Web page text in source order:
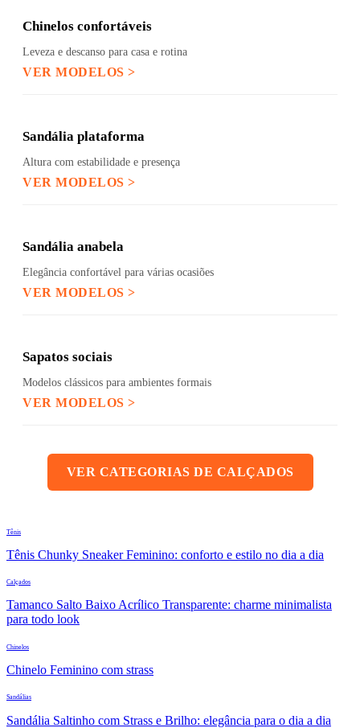
Chinelos confortáveis
Leveza e descanso para casa e rotina
VER MODELOS >
Sandália plataforma
Altura com estabilidade e presença
VER MODELOS >
Sandália anabela
Elegância confortável para várias ocasiões
VER MODELOS >
Sapatos sociais
Modelos clássicos para ambientes formais
VER MODELOS >
VER CATEGORIAS DE CALÇADOS
Tênis
Tênis Chunky Sneaker Feminino: conforto e estilo no dia a dia
Calçados
Tamanco Salto Baixo Acrílico Transparente: charme minimalista
para todo look
Chinelos
Chinelo Feminino com strass
Sandálias
Sandália Saltinho com Strass e Brilho: elegância para o dia a dia